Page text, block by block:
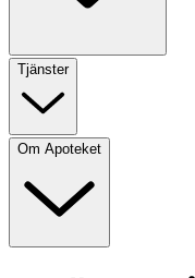
Tjänster
Om Apoteket